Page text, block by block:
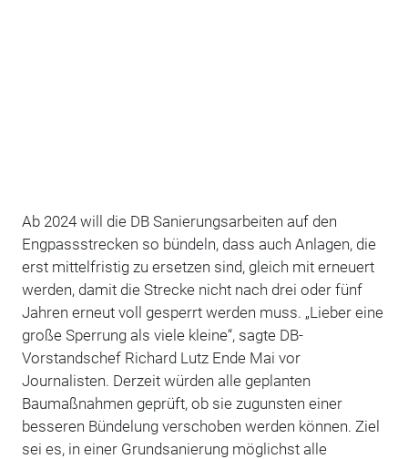
Ab 2024 will die DB Sanierungsarbeiten auf den
Engpassstrecken so bündeln, dass auch Anlagen, die
erst mittelfristig zu ersetzen sind, gleich mit erneuert
werden, damit die Strecke nicht nach drei oder fünf
Jahren erneut voll gesperrt werden muss. „Lieber eine
große Sperrung als viele kleine“, sagte DB-
Vorstandschef Richard Lutz Ende Mai vor
Journalisten. Derzeit würden alle geplanten
Baumaßnahmen geprüft, ob sie zugunsten einer
besseren Bündelung verschoben werden können. Ziel
sei es, in einer Grundsanierung möglichst alle